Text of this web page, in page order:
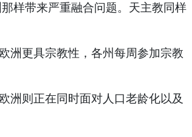
样带来严重融合问题。天主教同样
洲更具宗教性，各州每周参加宗教
洲则正在同时面对人口老龄化以及